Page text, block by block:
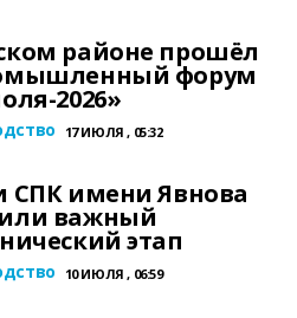
районе прошёл
форум
2026»
17 ИЮЛЯ , 05:32
СПК имени Явнова
важный
этап
10 ИЮЛЯ , 06:59